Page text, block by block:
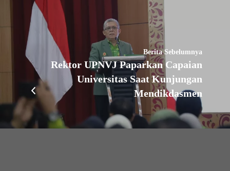
Berita Sebelumnya
Rektor UPNVJ Paparkan Capaian
Universitas Saat Kunjungan
Mendikdasmen